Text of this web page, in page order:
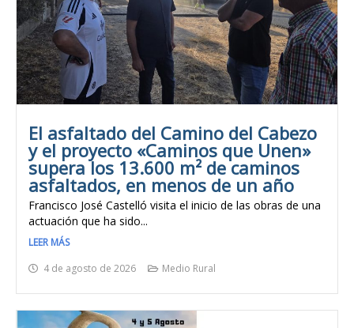
El asfaltado del Camino del Cabezo
y el proyecto «Caminos que Unen»
supera los 13.600 m² de caminos
asfaltados, en menos de un año
Francisco José Castelló visita el inicio de las obras de una
actuación que ha sido...
LEER MÁS
4 de agosto de 2026
Medio Rural